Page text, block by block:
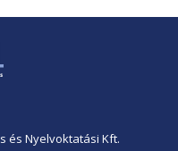
és Nyelvoktatási Kft.